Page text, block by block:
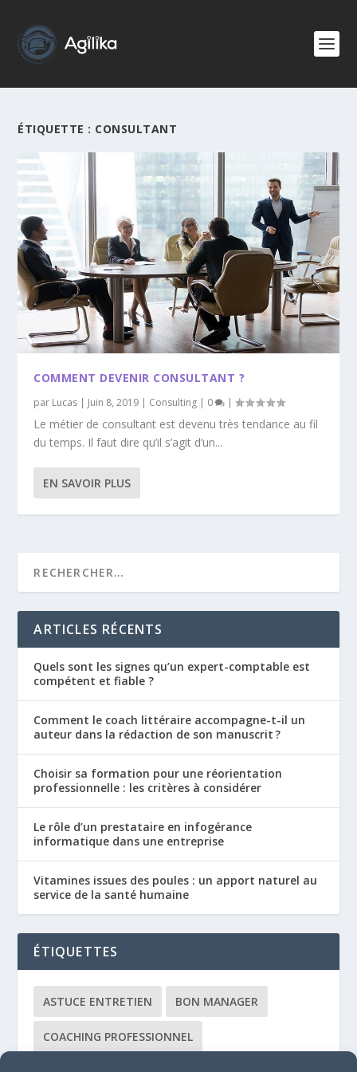
ÉTIQUETTE : CONSULTANT
COMMENT DEVENIR CONSULTANT ?
par Lucas | Juin 8, 2019 | Consulting | 0 |
Le métier de consultant est devenu très tendance au fil
du temps. Il faut dire qu’il s’agit d’un...
EN SAVOIR PLUS
ARTICLES RÉCENTS
Quels sont les signes qu’un expert-comptable est
compétent et fiable ?
Comment le coach littéraire accompagne-t-il un
auteur dans la rédaction de son manuscrit ?
Choisir sa formation pour une réorientation
professionnelle : les critères à considérer
Le rôle d’un prestataire en infogérance
informatique dans une entreprise
Vitamines issues des poules : un apport naturel au
service de la santé humaine
ÉTIQUETTES
ASTUCE ENTRETIEN BON MANAGER
COACHING PROFESSIONNEL